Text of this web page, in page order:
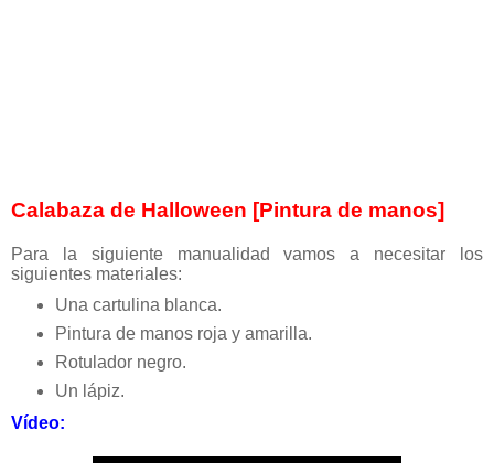
Calabaza de Halloween [Pintura de manos]
Para la siguiente manualidad vamos a necesitar los
siguientes materiales:
Una cartulina blanca.
Pintura de manos roja y amarilla.
Rotulador negro.
Un lápiz.
Vídeo: